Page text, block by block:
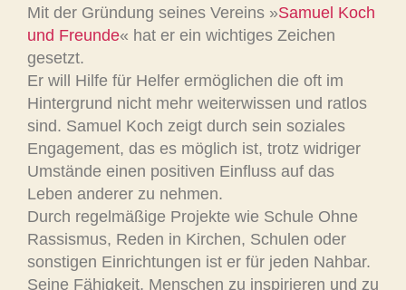
Mit der Gründung seines Vereins »Samuel Koch
und Freunde« hat er ein wichtiges Zeichen
gesetzt.
Er will Hilfe für Helfer ermöglichen die oft im
Hintergrund nicht mehr weiterwissen und ratlos
sind. Samuel Koch zeigt durch sein soziales
Engagement, das es möglich ist, trotz widriger
Umstände einen positiven Einfluss auf das
Leben anderer zu nehmen.
Durch regelmäßige Projekte wie Schule Ohne
Rassismus, Reden in Kirchen, Schulen oder
sonstigen Einrichtungen ist er für jeden Nahbar.
Seine Fähigkeit, Menschen zu inspirieren und zu